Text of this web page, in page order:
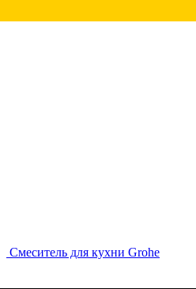
Смеситель для кухни Grohe